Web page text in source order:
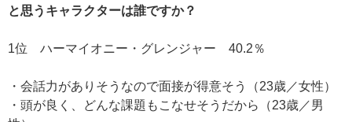
と思うキャラクターは誰ですか？
1位 ハーマイオニー・グレンジャー 40.2％
・会話力がありそうなので面接が得意そう（23歳／女性）
・頭が良く、どんな課題もこなせそうだから（23歳／男